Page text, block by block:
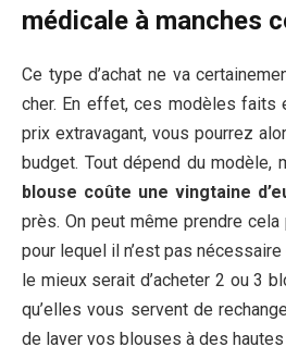
médicale à manches
Ce type d’achat ne va
cher. En effet, ces modèles faits
prix extravagant, vous pourrez
budget. Tout dépend du modèle,
blouse coûte une vingtaine
près. On peut même prendre
pour lequel il n’est pas
le mieux serait d’acheter 2 ou 3
qu’elles vous servent de
de laver vos blouses à des